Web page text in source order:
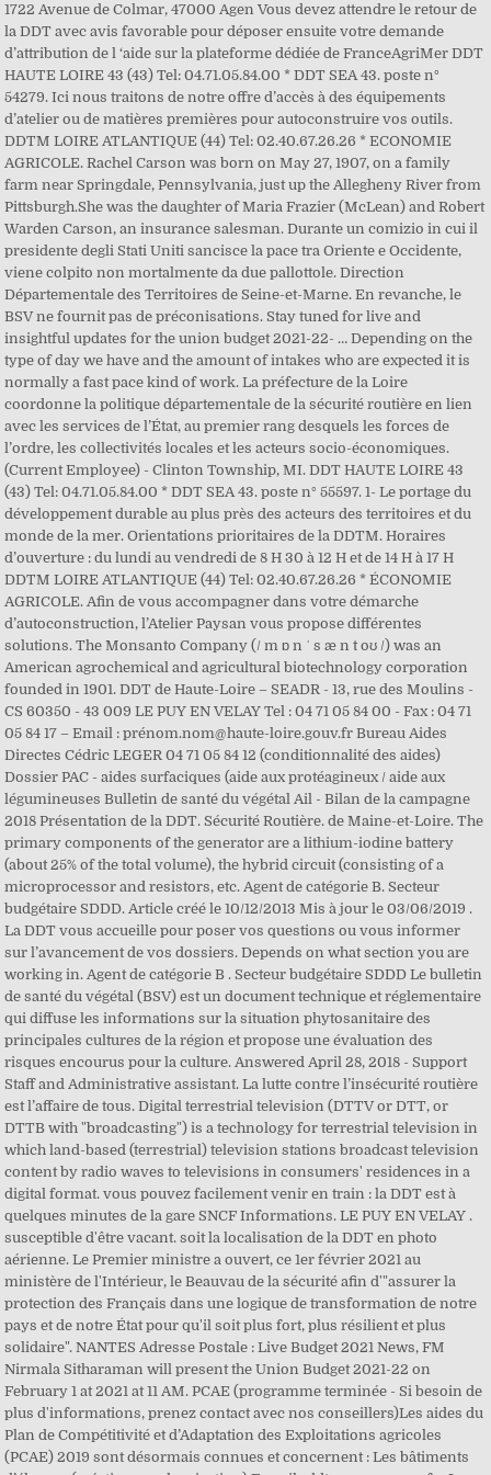
1722 Avenue de Colmar, 47000 Agen Vous devez attendre le retour de
la DDT avec avis favorable pour déposer ensuite votre demande
d’attribution de l ‘aide sur la plateforme dédiée de FranceAgriMer DDT
HAUTE LOIRE 43 (43) Tel: 04.71.05.84.00 * DDT SEA 43. poste n°
54279. Ici nous traitons de notre offre d’accès à des équipements
d’atelier ou de matières premières pour autoconstruire vos outils.
DDTM LOIRE ATLANTIQUE (44) Tel: 02.40.67.26.26 * ECONOMIE
AGRICOLE. Rachel Carson was born on May 27, 1907, on a family
farm near Springdale, Pennsylvania, just up the Allegheny River from
Pittsburgh.She was the daughter of Maria Frazier (McLean) and Robert
Warden Carson, an insurance salesman. Durante un comizio in cui il
presidente degli Stati Uniti sancisce la pace tra Oriente e Occidente,
viene colpito non mortalmente da due pallottole. Direction
Départementale des Territoires de Seine-et-Marne. En revanche, le
BSV ne fournit pas de préconisations. Stay tuned for live and
insightful updates for the union budget 2021-22- … Depending on the
type of day we have and the amount of intakes who are expected it is
normally a fast pace kind of work. La préfecture de la Loire
coordonne la politique départementale de la sécurité routière en lien
avec les services de l’État, au premier rang desquels les forces de
l’ordre, les collectivités locales et les acteurs socio-économiques.
(Current Employee) - Clinton Township, MI. DDT HAUTE LOIRE 43
(43) Tel: 04.71.05.84.00 * DDT SEA 43. poste n° 55597. 1- Le portage du
développement durable au plus près des acteurs des territoires et du
monde de la mer. Orientations prioritaires de la DDTM. Horaires
d’ouverture : du lundi au vendredi de 8 H 30 à 12 H et de 14 H à 17 H
DDTM LOIRE ATLANTIQUE (44) Tel: 02.40.67.26.26 * ÉCONOMIE
AGRICOLE. Afin de vous accompagner dans votre démarche
d’autoconstruction, l’Atelier Paysan vous propose différentes
solutions. The Monsanto Company (/ m ɒ n ˈ s æ n t oʊ /) was an
American agrochemical and agricultural biotechnology corporation
founded in 1901. DDT de Haute-Loire – SEADR - 13, rue des Moulins -
CS 60350 - 43 009 LE PUY EN VELAY Tel : 04 71 05 84 00 - Fax : 04 71
05 84 17 – Email : prénom.nom@haute-loire.gouv.fr Bureau Aides
Directes Cédric LEGER 04 71 05 84 12 (conditionnalité des aides)
Dossier PAC - aides surfaciques (aide aux protéagineux / aide aux
légumineuses Bulletin de santé du végétal Ail - Bilan de la campagne
2018 Présentation de la DDT. Sécurité Routière. de Maine-et-Loire. The
primary components of the generator are a lithium-iodine battery
(about 25% of the total volume), the hybrid circuit (consisting of a
microprocessor and resistors, etc. Agent de catégorie B. Secteur
budgétaire SDDD. Article créé le 10/12/2013 Mis à jour le 03/06/2019 .
La DDT vous accueille pour poser vos questions ou vous informer
sur l’avancement de vos dossiers. Depends on what section you are
working in. Agent de catégorie B . Secteur budgétaire SDDD Le bulletin
de santé du végétal (BSV) est un document technique et réglementaire
qui diffuse les informations sur la situation phytosanitaire des
principales cultures de la région et propose une évaluation des
risques encourus pour la culture. Answered April 28, 2018 - Support
Staff and Administrative assistant. La lutte contre l’insécurité routière
est l’affaire de tous. Digital terrestrial television (DTTV or DTT, or
DTTB with "broadcasting") is a technology for terrestrial television in
which land-based (terrestrial) television stations broadcast television
content by radio waves to televisions in consumers' residences in a
digital format. vous pouvez facilement venir en train : la DDT est à
quelques minutes de la gare SNCF Informations. LE PUY EN VELAY .
susceptible d'être vacant. soit la localisation de la DDT en photo
aérienne. Le Premier ministre a ouvert, ce 1er février 2021 au
ministère de l'Intérieur, le Beauvau de la sécurité afin d'"assurer la
protection des Français dans une logique de transformation de notre
pays et de notre État pour qu'il soit plus fort, plus résilient et plus
solidaire". NANTES Adresse Postale : Live Budget 2021 News, FM
Nirmala Sitharaman will present the Union Budget 2021-22 on
February 1 at 2021 at 11 AM. PCAE (programme terminée - Si besoin de
plus d'informations, prenez contact avec nos conseillers)Les aides du
Plan de Compétitivité et d’Adaptation des Exploitations agricoles
(PCAE) 2019 sont désormais connues et concernent : Les bâtiments